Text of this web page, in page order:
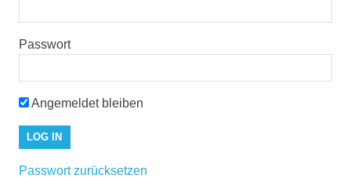
Passwort
Angemeldet bleiben
Passwort zurücksetzen